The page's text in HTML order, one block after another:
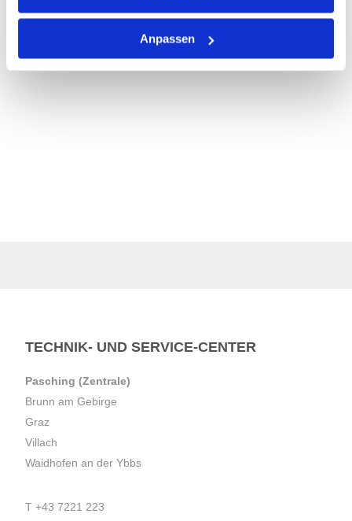
Anpassen
TECHNIK- UND SERVICE-CENTER
Pasching (Zentrale)
Brunn am Gebirge
Graz
Villach
Waidhofen an der Ybbs
T +43 7221 223